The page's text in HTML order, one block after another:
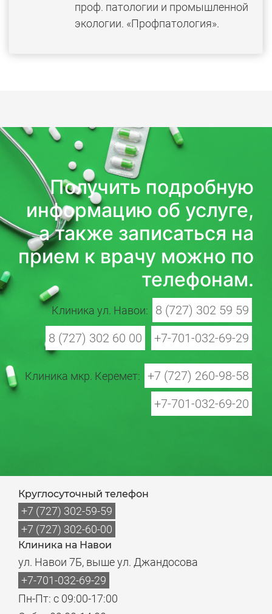
проф. патологии и промышленной
экологии. «Профпатология».
Получить подробную
информацию об услуге,
а также записаться на
прием к врачу можно по
телефонам.
Клиника ул. Навои:
8 (727) 302 59 59
8 (727) 302 60 00
+7-701-032-69-29
Клиника мкр. Керемет:
+7 (727) 260-98-58
+7-701-032-69-20
Круглосуточный телефон
+7 (727) 302-59-59
+7 (727) 302-60-00
Клиника на Навои
ул. Навои 7Б, выше ул. Джандосова
+7-701-032-69-29
Пн-Пт: с 09:00-17:00